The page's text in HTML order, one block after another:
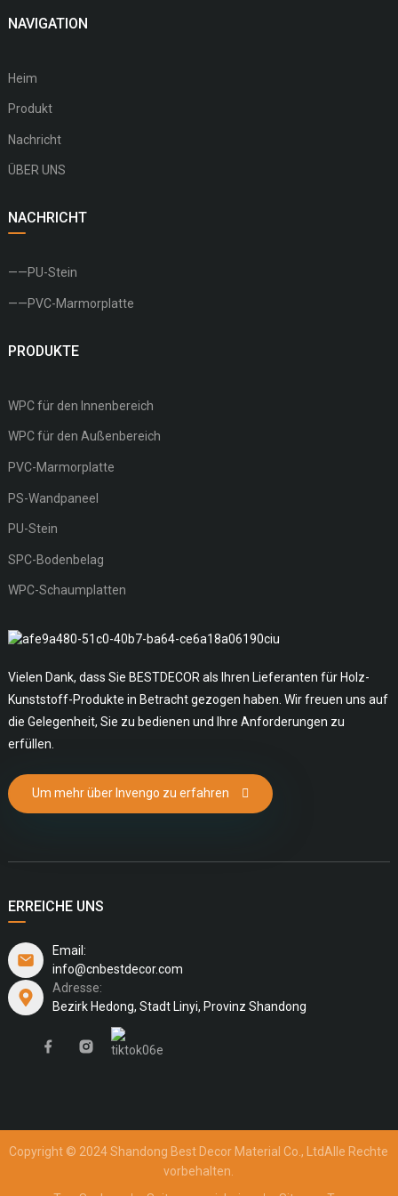
NAVIGATION
Heim
Produkt
Nachricht
ÜBER UNS
NACHRICHT
——PU-Stein
——PVC-Marmorplatte
PRODUKTE
WPC für den Innenbereich
WPC für den Außenbereich
PVC-Marmorplatte
PS-Wandpaneel
PU-Stein
SPC-Bodenbelag
WPC-Schaumplatten
Vielen Dank, dass Sie BESTDECOR als Ihren Lieferanten für Holz-
Kunststoff-Produkte in Betracht gezogen haben. Wir freuen uns auf
die Gelegenheit, Sie zu bedienen und Ihre Anforderungen zu
erfüllen.
Um mehr über Invengo zu erfahren
ERREICHE UNS
Email:
info@cnbestdecor.com
Adresse:
Bezirk Hedong, Stadt Linyi, Provinz Shandong
Copyright © 2024 Shandong Best Decor Material Co., LtdAlle Rechte
vorbehalten.